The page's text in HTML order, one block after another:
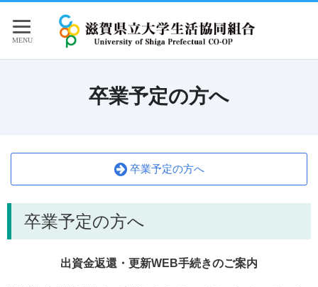
卒業予定の方へ
卒業予定の方へ
卒業予定の方へ
出資金返還・更新WEB手続きのご案内